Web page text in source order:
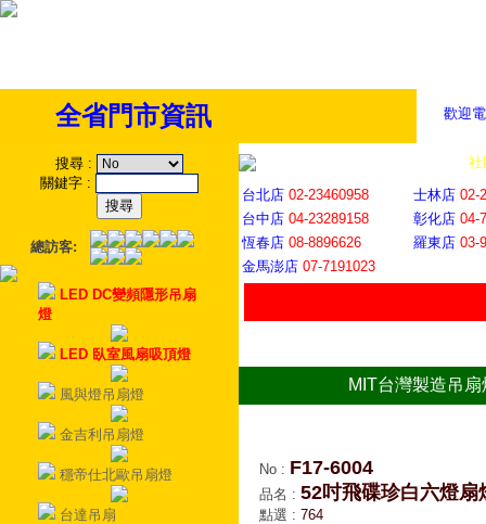
歡迎
全省門市資訊
搜尋 :
關鍵字 :
總訪客:
LED DC變頻隱形吊扇
燈
LED 臥室風扇吸頂燈
風與燈吊扇燈
金吉利吊扇燈
穩帝仕北歐吊扇燈
台達吊扇
社
台北店 02-23460958 士林店 02-
台中店 04-23289158 彰化店 04-
恆春店 08-8896626 羅東店 03-
金馬澎店 07-7191023
MIT台灣製造吊
No : F17-6004
品名 : 52吋飛碟珍白六燈扇
點選 : 764